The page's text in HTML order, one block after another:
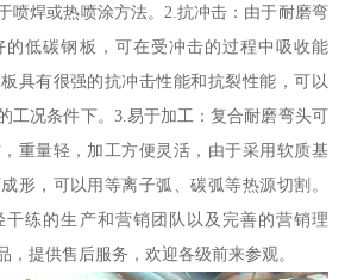
喷焊或热喷涂方法。2.抗冲击：由于耐磨弯
的低碳钢板，可在受冲击的过程中吸收能
具有很强的抗冲击性能和抗裂性能，可以
工况条件下。3.易于加工：复合耐磨弯头可
重量轻，加工方便灵活，由于采用软质基
形，可以用等离子弧、碳弧等热源切割。
练的生产和营销团队以及完善的营销理
，提供售后服务，欢迎各级前来参观。